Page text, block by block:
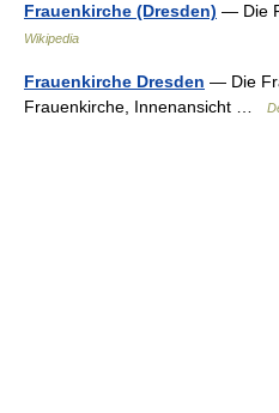
Frauenkirche (Dresden) — Die
Wikipedia
Frauenkirche Dresden — Die
Frauenkirche, Innenansicht …